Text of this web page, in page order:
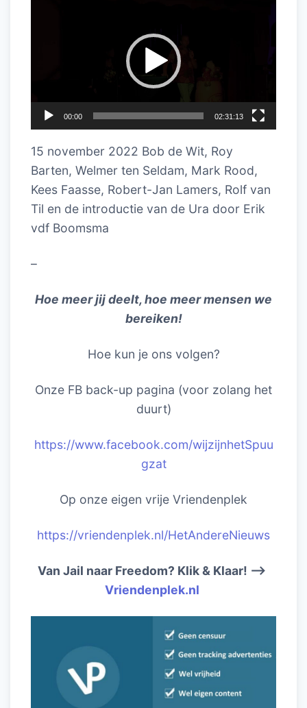
00:00 02:31:13
15 november 2022 Bob de Wit, Roy
Barten, Welmer ten Seldam, Mark Rood,
Kees Faasse, Robert-Jan Lamers, Rolf van
Til en de introductie van de Ura door Erik
vdf Boomsma
–
Hoe meer jij deelt, hoe meer mensen we
bereiken!
Hoe kun je ons volgen?
Onze FB back-up pagina (voor zolang het
duurt)
https://www.facebook.com/wijzijnhetSpuu
gzat
Op onze eigen vrije Vriendenplek
https://vriendenplek.nl/HetAndereNieuws
Van Jail naar Freedom? Klik & Klaar! –>
Vriendenplek.nl